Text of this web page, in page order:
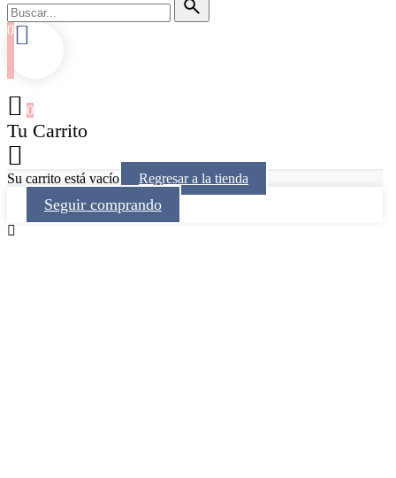
0
0
Tu Carrito
Su carrito está vacío Regresar a la tienda
Seguir comprando